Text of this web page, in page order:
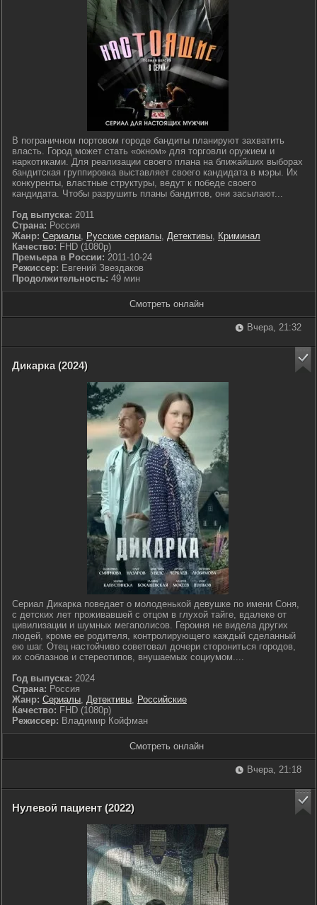
В пограничном портовом городе бандиты планируют захватить
власть. Город может стать «окном» для торговли оружием и
наркотиками. Для реализации своего плана на ближайших выборах
бандитская группировка выставляет своего кандидата в мэры. Их
конкуренты, властные структуры, ведут к победе своего
кандидата. Чтобы разрушить планы бандитов, они засылают...
Год выпуска: 2011
Страна: Россия
Жанр: Сериалы, Русские сериалы, Детективы, Криминал
Качество: FHD (1080p)
Премьера в России: 2011-10-24
Режиссер: Евгений Звездаков
Продолжительность: 49 мин
Смотреть онлайн
Вчера, 21:32
Дикарка (2024)
Сериал Дикарка поведает о молоденькой девушке по имени Соня,
с детских лет проживавшей с отцом в глухой тайге, вдалеке от
цивилизации и шумных мегаполисов. Героиня не видела других
людей, кроме ее родителя, контролирующего каждый сделанный
ею шаг. Отец настойчиво советовал дочери сторониться городов,
их соблазнов и стереотипов, внушаемых социумом....
Год выпуска: 2024
Страна: Россия
Жанр: Сериалы, Детективы, Российские
Качество: FHD (1080p)
Режиссер: Владимир Койфман
Смотреть онлайн
Вчера, 21:18
Нулевой пациент (2022)